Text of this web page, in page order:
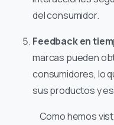
del consumidor.
Feedback en
marcas pueden
consumidores, lo
sus productos y
Como hemos